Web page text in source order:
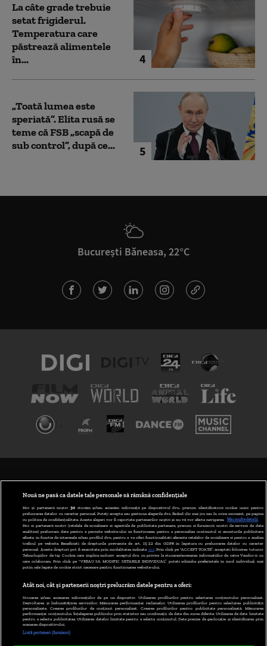
4
La câte grade trebuie
setat frigiderul.
Temperatura care
păstrează alimentele
în...
5
„Toată lumea este
speriată”. Elita rusă se
teme că FSB „scapă de
sub control”, după ce...
București Băneasa, 22°C
ABONARE DIGI TV
GESTIONAȚI PREFERINȚELE
CODUL DIGI24
CAMERE WEB
CONTACT/INFO
Nouă ne pasă ca datele tale personale să rămână confidențiale
Noi și partenerii noștri 30stocăm și/sau accesăm informații pe dispozitivul dvs., precum identificatorii cookie unici pentru
prelucrarea datelor cu caracter personal. Puteți accepta sau gestiona alegerile dvs. făcând clic mai jos sau în orice moment, pe pagina
cu politica de confidențialitate. Aceste alegeri vor fi raportate partenerilor noștri și nu vă vor afecta navigarea.
Mai multe detalii
Noi si partenerii nostri (retelele de socializare si agentiile de publicitate partenere, precum si furnizorii nostri de servicii de date
analitice) prelucram date pentru a permite website-ului sa functioneze, pentru a personaliza continutul si anunturile publicitare
afisate in functie de interesele si/sau profilul dvs., pentru a va oferi functionalitati aferente retelelor de socializare si pentru a analiza
traficul pe website. Beneficiati de drepturile prevazute de art. 15-22 din GDPR in legatura cu prelucrarea datelor cu caracter
personal. Aceste drepturi pot fi exercitate prin modalitatea indicata aici. Prin click pe “ACCEPT TOATE”, acceptati folosirea tuturor
Tehnologiilor de tip Cookie, care implica inclusiv acceptul dvs. cu privire la stocarea/accesarea informatiilor de catre Vendor-ii cu
care colaboram. Prin click pe “VREAU SA MODIFIC SETARILE INDIVIDUAL” puteti schimba preferintele in mod individual, mai
putin cele legate de cookie strict necesare pentru functionarea website-ului.
Atât noi, cât și partenerii noștri prelucrăm datele pentru a oferi:
Stocarea și/sau accesarea informațiilor de pe un dispozitiv. Utilizarea profilurilor pentru selectarea conținutului personalizat.
Dezvoltarea și îmbunătățirea serviciilor. Măsurarea performanței reclamelor. Utilizarea profilurilor pentru selectarea publicității
personalizate. Crearea profilurilor de conținut personalizat. Crearea profilurilor pentru publicitate personalizată. Măsurarea
performanței conținutului. Înțelegerea publicului prin statistici sau combinații de date din surse diferite. Utilizarea de date limitate
pentru a selecta publicitatea. Utilizarea datelor limitate pentru a selecta conținutul. Date precise de geolocație și identificarea prin
scanarea dispozitivului.
Listă parteneri (furnizori)